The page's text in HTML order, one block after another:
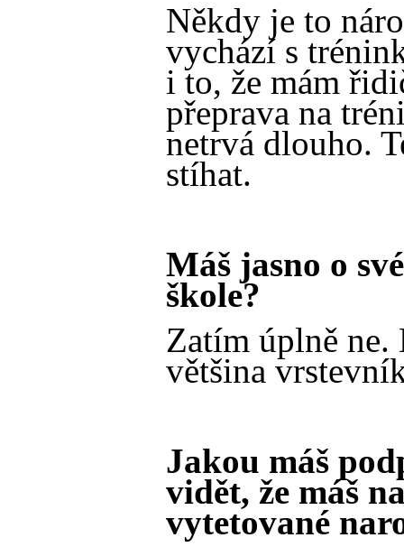
Někdy je to
vychází s
i to, že mám
přeprava na
netrvá dlouho.
stíhat.
Máš jasno o
škole?
Zatím úplně
většina
Jakou máš
vidět, že máš
vytetované